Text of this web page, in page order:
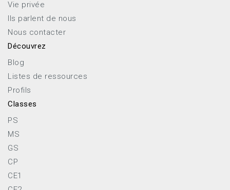
Vie privée
Ils parlent de nous
Nous contacter
Découvrez
Blog
Listes de ressources
Profils
Classes
PS
MS
GS
CP
CE1